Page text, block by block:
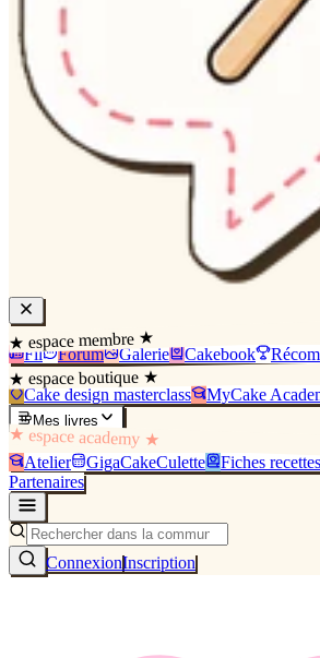
★ espace membre ★
Fil Forum Galerie Cakebook
★ espace boutique ★
Cake design masterclass MyCake
Mes livres
★ espace academy ★
Atelier GigaCakeCulette Fiches recettes
Partenaires
ConnexionInscription